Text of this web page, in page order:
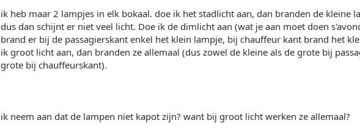
ik heb maar 2 lampjes in elk bokaal. doe ik het stadlicht aan, dan branden de kleine
dus dan schijnt er niet veel licht. Doe ik de dimlicht aan (wat je aan moet doen
brand er bij de passagierskant enkel het klein lampje, bij chauffeur kant brand het
ik groot licht aan, dan branden ze allemaal (dus zowel de kleine als de grote bij
grote bij chauffeurskant).
ik neem aan dat de lampen niet kapot zijn? want bij groot licht werken ze allemaal?